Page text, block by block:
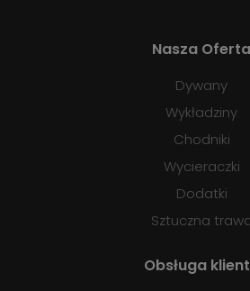
Nasza Oferta
Dywany
Wykładziny
Chodniki
Wycieraczki
Dodatki
Sztuczna
Obsługa